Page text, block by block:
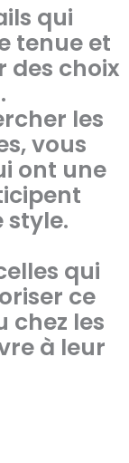
qui
tenue et
des choix
les
vous
ont une
style.
qui
ce
chez les
à leur